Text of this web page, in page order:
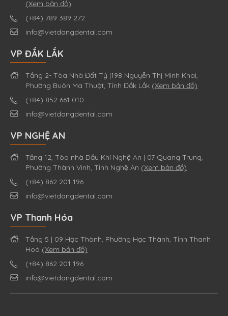
(Xem bản đồ)
(+84) 789 389 272
info@vietdangdental.com
VP ĐẮK LẮK
Tầng 2- Tòa Nhà Đất Tỷ |198 Nguyễn Thị Minh Khai,
Phường Buôn Ma Thuột, Tỉnh Đắk Lắk (Xem bản đồ)
(+84) 852 661 010
info@vietdangdental.com
VP NGHỆ AN
Tầng 12, Tòa nhà Dầu Khí Nghệ An | 07 Quang Trung,
Phường Thành Vinh, Tỉnh Nghệ An (Xem bản đồ)
(+84) 862 201 196
info@vietdangdental.com
VP Thanh Hóa
Tầng 5 | 09 Hạc Thành, Phường Hạc Thành, Tỉnh Thanh
Hoá (Xem bản đồ)
(+84) 862 201 196
info@vietdangdental.com